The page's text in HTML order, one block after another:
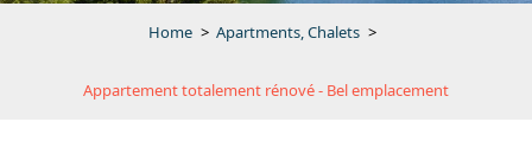
Home > Apartments, Chalets >
Appartement totalement rénové - Bel emplacement